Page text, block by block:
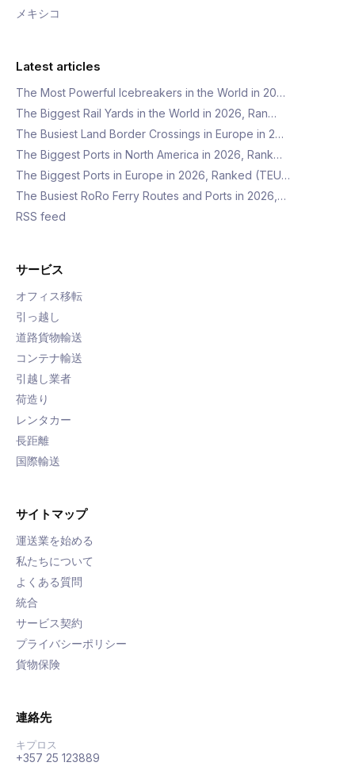
メキシコ
Latest articles
The Most Powerful Icebreakers in the World in 20…
The Biggest Rail Yards in the World in 2026, Ran…
The Busiest Land Border Crossings in Europe in 2…
The Biggest Ports in North America in 2026, Rank…
The Biggest Ports in Europe in 2026, Ranked (TEU…
The Busiest RoRo Ferry Routes and Ports in 2026,…
RSS feed
サービス
オフィス移転
引っ越し
道路貨物輸送
コンテナ輸送
引越し業者
荷造り
レンタカー
長距離
国際輸送
サイトマップ
運送業を始める
私たちについて
よくある質問
統合
サービス契約
プライバシーポリシー
貨物保険
連絡先
キプロス
+357 25 123889